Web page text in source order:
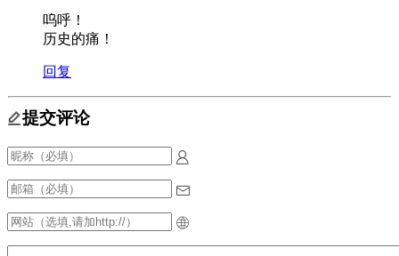
呜呼！
历史的痛！
回复
提交评论